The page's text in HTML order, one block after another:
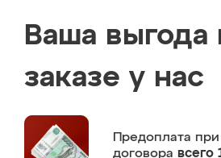
Ваша выгода
заказе у нас
Предоплата
договора всего